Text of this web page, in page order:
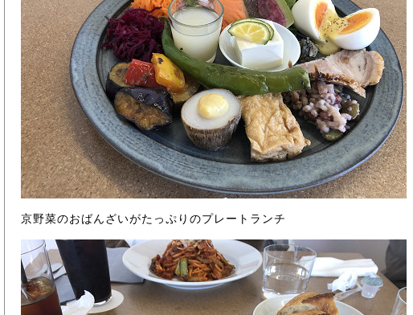
京野菜のおばんざいがたっぷりのプレートランチ